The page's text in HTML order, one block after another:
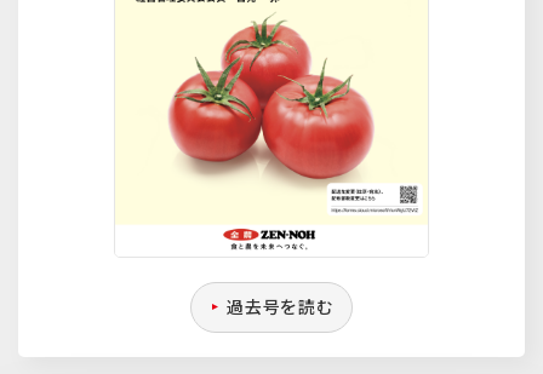
過去号を読む